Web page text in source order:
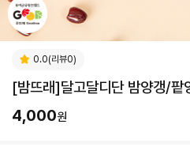
0.0(리뷰0)
[밤뜨래]달고달디단 밤양갱/팥
4,000원